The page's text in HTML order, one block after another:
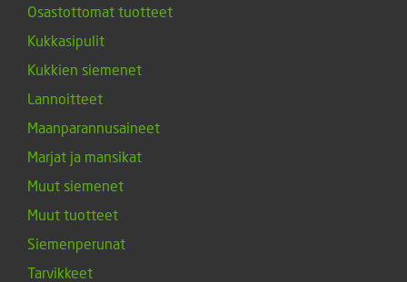
Osastottomat tuotteet
Kukkasipulit
Kukkien siemenet
Lannoitteet
Maanparannusaineet
Marjat ja mansikat
Muut siemenet
Muut tuotteet
Siemenperunat
Tarvikkeet